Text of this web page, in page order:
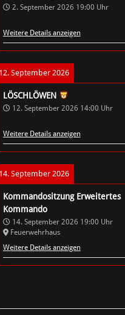
2. September 2026 19:00 Uhr
Weitere Details anzeigen
12. September 2026
LÖSCHLÖWEN
12. September 2026 14:00 Uhr
Weitere Details anzeigen
14. September 2026
Kommandositzung Erweitertes
Kommando
14. September 2026 19:00 Uhr
Feuerwehrhaus
Weitere Details anzeigen